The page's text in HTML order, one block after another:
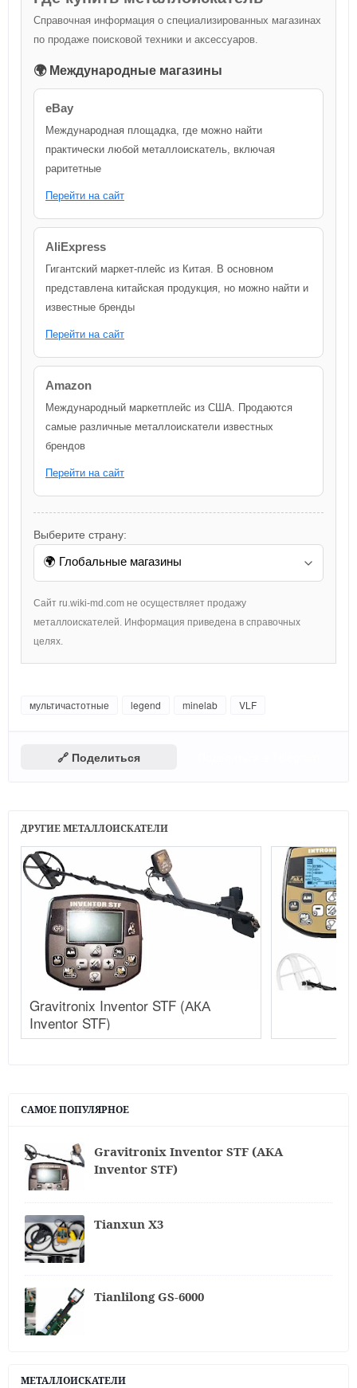
Справочная информация о специализированных магазинах
по продаже поисковой техники и аксессуаров.
🌍 Международные магазины
eBay
Международная площадка, где можно найти
практически любой металлоискатель, включая
раритетные
Перейти на сайт
AliExpress
Гигантский маркет-плейс из Китая. В основном
представлена китайская продукция, но можно найти и
известные бренды
Перейти на сайт
Amazon
Международный маркетплейс из США. Продаются
самые различные металлоискатели известных
брендов
Перейти на сайт
Выберите страну:
Сайт ru.wiki-md.com не осуществляет продажу
металлоискателей. Информация приведена в справочных
целях.
мультичастотные legend minelab VLF
🔗 Поделиться
ДРУГИЕ МЕТАЛЛОИСКАТЕЛИ
Gravitronix Inventor STF (АКА
Inventor STF)
САМОЕ ПОПУЛЯРНОЕ
Gravitronix Inventor STF (АКА
Inventor STF)
Tianxun X3
Tianlilong GS-6000
МЕТАЛЛОИСКАТЕЛИ